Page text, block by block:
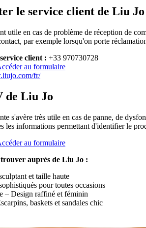
le service client de Liu Jo
utile en cas de problème de réception de
par exemple lorsqu'on porte
client : +33 970730728
au formulaire
fr/
de Liu Jo
s'avère très utile en cas de panne, de
les informations permettant d'identifier le
au formulaire
auprès de Liu Jo :
et taille haute
pour toutes occasions
– Design raffiné et féminin
baskets et sandales chic